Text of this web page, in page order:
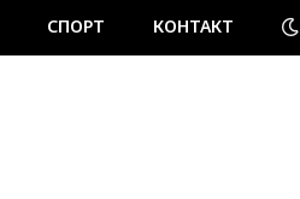
СПОРТ КОНТАКТ